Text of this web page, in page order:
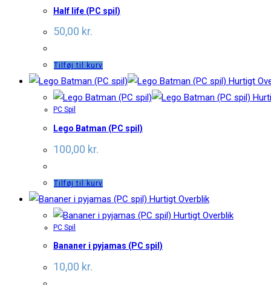
Half life (PC spil)
50,00 kr.
Tilføj til kurv
Hurtigt
PC Spil
Lego Batman (PC spil)
100,00 kr.
Tilføj til kurv
Hurtigt Overblik
Hurtigt Overblik
PC Spil
Bananer i pyjamas (PC spil)
10,00 kr.